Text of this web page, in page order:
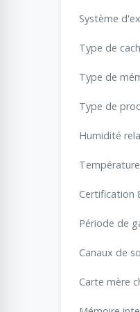
Système
Type de
Type de
Type de
Humidité
Certification
Période de
Canaux de
Carte mère